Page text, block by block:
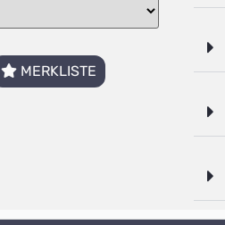
MERKLISTE